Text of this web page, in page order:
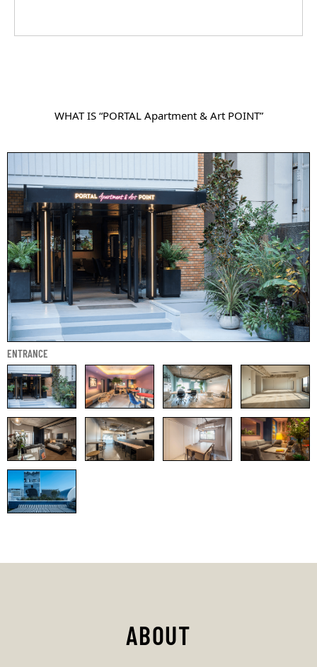
WHAT IS “PORTAL Apartment & Art POINT”
ENTRANCE
ABOUT